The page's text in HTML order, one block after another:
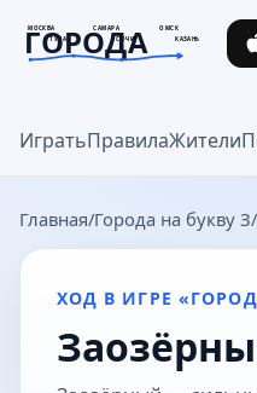
МОСКВА САМАРА
ОМСК
ТУЛА
СОЧИ КАЗАНЬ
ГОРОДА
goroda-na.ru
ИгратьПравилаЖители
Главная Города на букву З
ХОД В ИГРЕ